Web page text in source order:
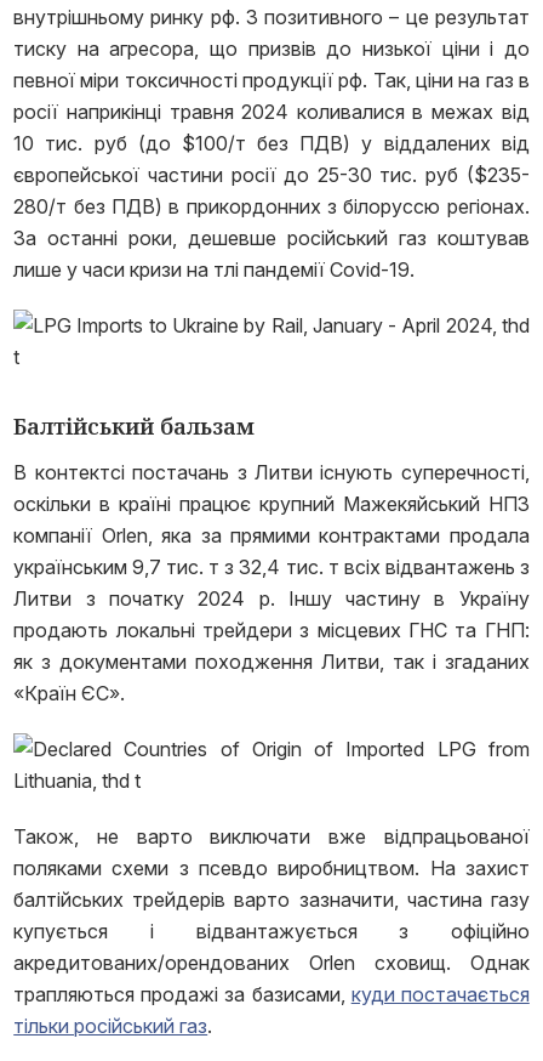
внутрішньому ринку рф. З позитивного – це результат
тиску на агресора, що призвів до низької ціни і до
певної міри токсичності продукції рф. Так, ціни на газ в
росії наприкінці травня 2024 коливалися в межах від
10 тис. руб (до $100/т без ПДВ) у віддалених від
європейської частини росії до 25-30 тис. руб ($235-
280/т без ПДВ) в прикордонних з білоруссю регіонах.
За останні роки, дешевше російський газ коштував
лише у часи кризи на тлі пандемії Covid-19.
Балтійський бальзам
В контектсі постачань з Литви існують суперечності,
оскільки в країні працює крупний Мажекяйський НПЗ
компанії Orlen, яка за прямими контрактами продала
українським 9,7 тис. т з 32,4 тис. т всіх відвантажень з
Литви з початку 2024 р. Іншу частину в Україну
продають локальні трейдери з місцевих ГНС та ГНП:
як з документами походження Литви, так і згаданих
«Країн ЄС».
Також, не варто виключати вже відпрацьованої
поляками схеми з псевдо виробництвом. На захист
балтійських трейдерів варто зазначити, частина газу
купується і відвантажується з офіційно
акредитованих/орендованих Orlen сховищ. Однак
трапляються продажі за базисами, куди постачається
тільки російський газ.